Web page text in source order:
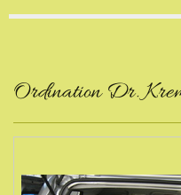
Ordination Dr.